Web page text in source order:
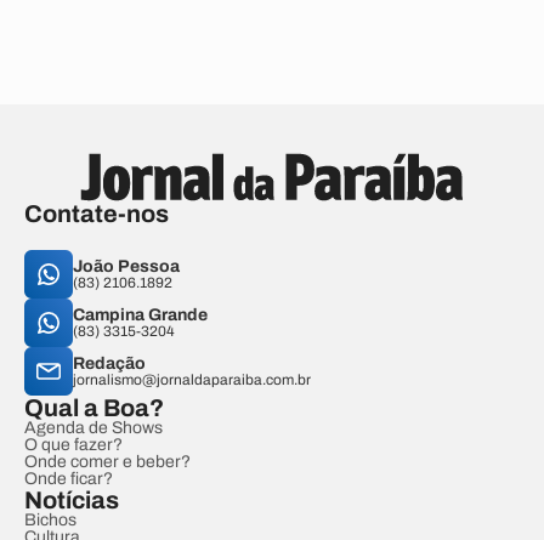
Contate-nos
João Pessoa
(83) 2106.1892
Campina Grande
(83) 3315-3204
Redação
jornalismo@jornaldaparaiba.com.br
Qual a Boa?
Agenda de Shows
O que fazer?
Onde comer e beber?
Onde ficar?
Notícias
Bichos